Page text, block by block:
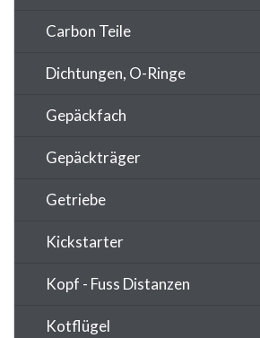
Carbon Teile
Dichtungen, O-Ringe
Gepäckfach
Gepäckträger
Getriebe
Kickstarter
Kopf - Fuss Distanzen
Kotflügel